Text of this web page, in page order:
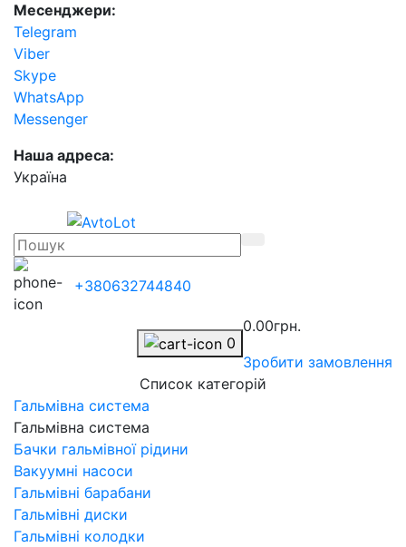
Месенджери:
Telegram
Viber
Skype
WhatsApp
Messenger
Наша адреса:
Українa
+380632744840
0
0.00грн.
Зробити замовлення
Список категорій
Гальмівна система
Гальмівна система
Бачки гальмівної рідини
Вакуумні насоси
Гальмівні барабани
Гальмівні диски
Гальмівні колодки